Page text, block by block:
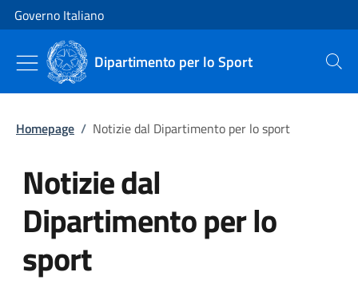
Vai al contenuto
Vai alla navigazione del sito
Governo Italiano
Dipartimento per lo Sport Cerca
Homepage / Notizie dal Dipartimento per lo sport
Notizie dal
Dipartimento per lo
sport